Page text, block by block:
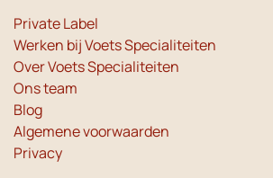
Private Label
Werken bij Voets Specialiteiten
Over Voets Specialiteiten
Ons team
Blog
Algemene voorwaarden
Privacy